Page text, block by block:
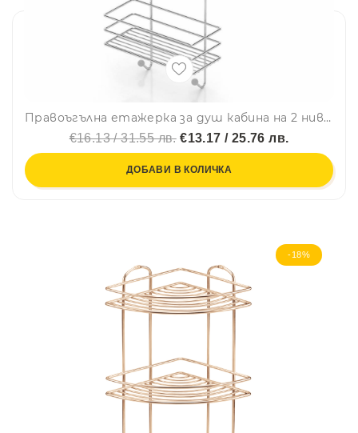
Правоъгълна етажерка за душ кабина на 2 нива TEKNO TEL LM 065, 25х11х62 см, Окачена система, Сребрист
€16.13 / 31.55 лв.€13.17 / 25.76 лв.
ДОБАВИ В КОЛИЧКА
-18%